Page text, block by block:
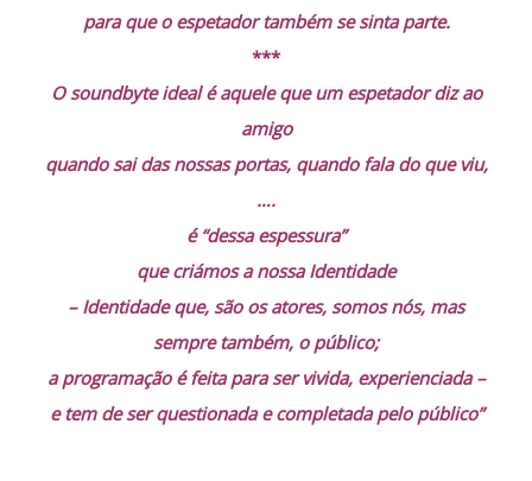
para que o espetador também se sinta parte.
***
O soundbyte ideal é aquele que um espetador diz ao
amigo
quando sai das nossas portas, quando fala do que viu,
….
é “dessa espessura”
que criámos a nossa Identidade
– Identidade que, são os atores, somos nós, mas
sempre também, o público;
a programação é feita para ser vivida, experienciada–
e tem de ser questionada e completada pelo público”